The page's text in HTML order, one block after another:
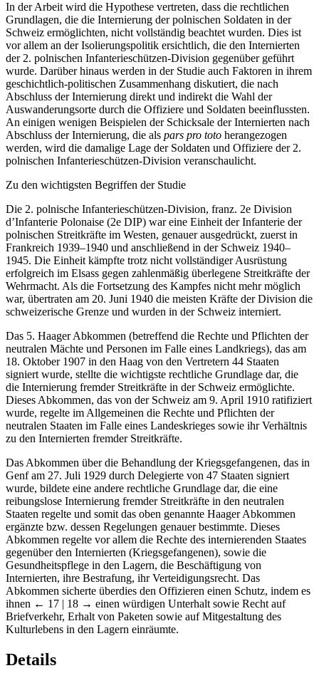
In der Arbeit wird die Hypothese vertreten, dass die rechtlichen
Grundlagen, die die Internierung der polnischen Soldaten in der
Schweiz ermöglichten, nicht vollständig beachtet wurden. Dies ist
vor allem an der Isolierungspolitik ersichtlich, die den Internierten
der 2. polnischen Infanterieschützen-Division gegenüber geführt
wurde. Darüber hinaus werden in der Studie auch Faktoren in ihrem
geschichtlich-politischen Zusammenhang diskutiert, die nach
Abschluss der Internierung direkt und indirekt die Wahl der
Auswanderungsorte durch die Offiziere und Soldaten beeinflussten.
An einigen wenigen Beispielen der Schicksale der Internierten nach
Abschluss der Internierung, die als pars pro toto herangezogen
werden, wird die damalige Lage der Soldaten und Offiziere der 2.
polnischen Infanterieschützen-Division veranschaulicht.
Zu den wichtigsten Begriffen der Studie
Die 2. polnische Infanterieschützen-Division, franz. 2e Division
d’Infanterie Polonaise (2e DIP) war eine Einheit der Infanterie der
polnischen Streitkräfte im Westen, genauer ausgedrückt, zuerst in
Frankreich 1939–1940 und anschließend in der Schweiz 1940–
1945. Die Einheit kämpfte trotz nicht vollständiger Ausrüstung
erfolgreich im Elsass gegen zahlenmäßig überlegene Streitkräfte der
Wehrmacht. Als die Fortsetzung des Kampfes nicht mehr möglich
war, übertraten am 20. Juni 1940 die meisten Kräfte der Division die
schweizerische Grenze und wurden in der Schweiz interniert.
Das 5. Haager Abkommen (betreffend die Rechte und Pflichten der
neutralen Mächte und Personen im Falle eines Landkriegs), das am
18. Oktober 1907 in den Haag von den Vertretern 44 Staaten
signiert wurde, stellte die wichtigste rechtliche Grundlage dar, die
die Internierung fremder Streitkräfte in der Schweiz ermöglichte.
Dieses Abkommen, das von der Schweiz am 9. April 1910 ratifiziert
wurde, regelte im Allgemeinen die Rechte und Pflichten der
neutralen Staaten im Falle eines Landeskrieges sowie ihr Verhältnis
zu den Internierten fremder Streitkräfte.
Das Abkommen über die Behandlung der Kriegsgefangenen, das in
Genf am 27. Juli 1929 durch Delegierte von 47 Staaten signiert
wurde, bildete eine andere rechtliche Grundlage dar, die eine
reibungslose Internierung fremder Streitkräfte in den neutralen
Staaten regelte und somit das oben genannte Haager Abkommen
ergänzte bzw. dessen Regelungen genauer bestimmte. Dieses
Abkommen regelte vor allem die Rechte des internierenden Staates
gegenüber den Internierten (Kriegsgefangenen), sowie die
Gesundheitspflege in den Lagern, die Beschäftigung von
Internierten, ihre Bestrafung, ihr Verteidigungsrecht. Das
Abkommen sicherte überdies den Offizieren einen Schutz, indem es
ihnen ← 17 | 18 → einen würdigen Unterhalt sowie Recht auf
Briefverkehr, Erhalt von Paketen sowie auf Mitgestaltung des
Kulturlebens in den Lagern einräumte.
Details